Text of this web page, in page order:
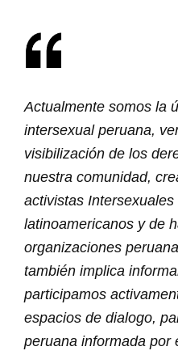
Actualmente somos la
intersexual peruana,
visibilización de los
nuestra comunidad,
activistas
latinoamericanos y de
organizaciones
también implica
participamos
espacios de dialogo,
peruana informada por